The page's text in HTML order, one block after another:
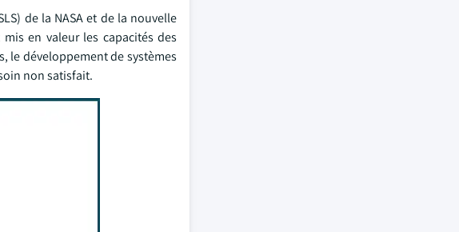
de la NASA et de la nouvelle
en valeur les capacités des
le développement de systèmes
non satisfait.